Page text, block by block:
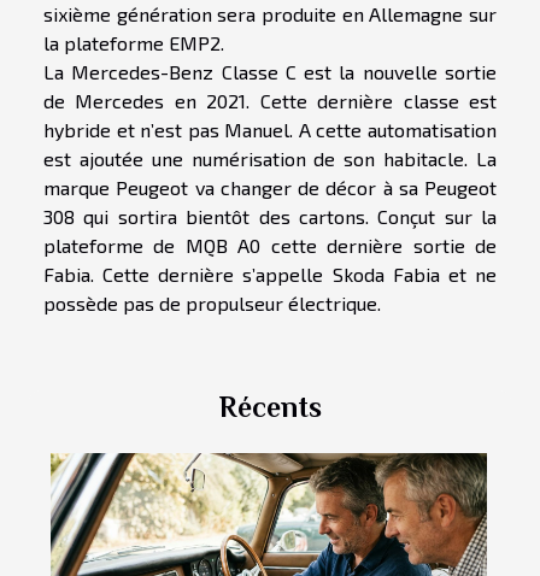
sixième génération sera produite en Allemagne sur
la plateforme EMP2.
La Mercedes-Benz Classe C est la nouvelle sortie
de Mercedes en 2021. Cette dernière classe est
hybride et n’est pas Manuel. A cette automatisation
est ajoutée une numérisation de son habitacle. La
marque Peugeot va changer de décor à sa Peugeot
308 qui sortira bientôt des cartons. Conçut sur la
plateforme de MQB A0 cette dernière sortie de
Fabia. Cette dernière s’appelle Skoda Fabia et ne
possède pas de propulseur électrique.
Récents